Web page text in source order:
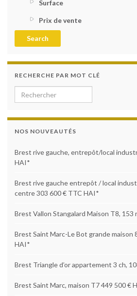
Surface
Prix de vente
RECHERCHE PAR MOT CLÉ
NOS NOUVEAUTÉS
Brest rive gauche, entrepôt/local
HAI*
Brest rive gauche entrepôt / local
centre 303 600 € TTC HAI*
Brest Vallon Stangalard Maison T8, 153
Brest Saint Marc-Le Bot grande maison
HAI*
Brest Triangle d’or appartement 3 ch,
Brest Saint Marc, maison T7 449 500 €